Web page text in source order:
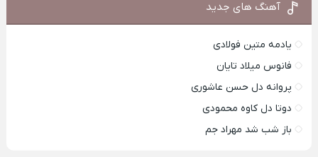
آهنگ های جدید
یادمه متین فولادی
فانوس میلاد تایان
پروانه دل حسن عاشوری
دوتا دل کاوه محمودی
باز شب شد مهراد جم